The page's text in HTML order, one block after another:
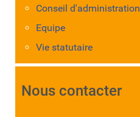
Conseil d'administration
Equipe
Vie statutaire
Nous contacter